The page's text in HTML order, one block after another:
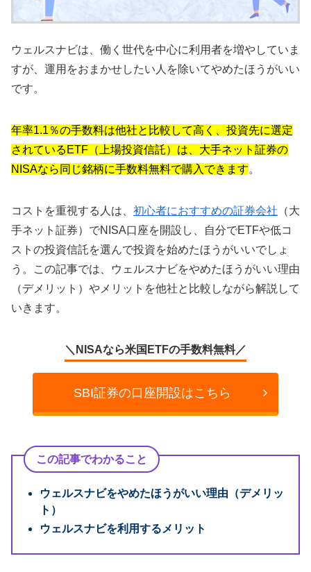
ウェルスナビは、働く世代を中心に利用者を増やしていま
すが、運用をおまかせしたい人を除いてやめたほうがいい
です。
年率1.1％の手数料は他社と比較して高く、投資先に選定
されているETF（上場投資信託）は、大手ネット証券の
NISAなら同じ銘柄に手数料無料で購入できます。
コストを重視する人は、 初心者におすすめの証券会社 （大
手ネット証券）でNISA口座を開設し、自分でETFや低コ
ストの投資信託を選んで投資を始めたほうがいいでしょ
う。この記事では、ウェルスナビをやめたほうがいい理由
（デメリット）やメリットを他社と比較しながら解説して
いきます。
＼NISAなら米国ETFの手数料無料／
SBI証券の口座開設はこちら
この記事でわかること
ウェルスナビをやめたほうがいい理由（デメリッ
ト）
ウェルスナビを利用するメリット